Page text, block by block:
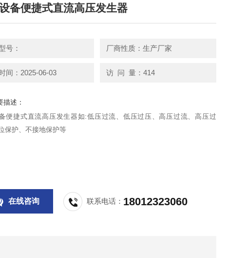
备便捷式直流高压发生器
号： 厂商性质：生产厂家
间：2025-06-03 访 问 量：414
描述：
便捷式直流高压发生器如:低压过流、低压过压、高压过流、高压过
保护、不接地保护等
在线咨询 联系电话： 18012323060